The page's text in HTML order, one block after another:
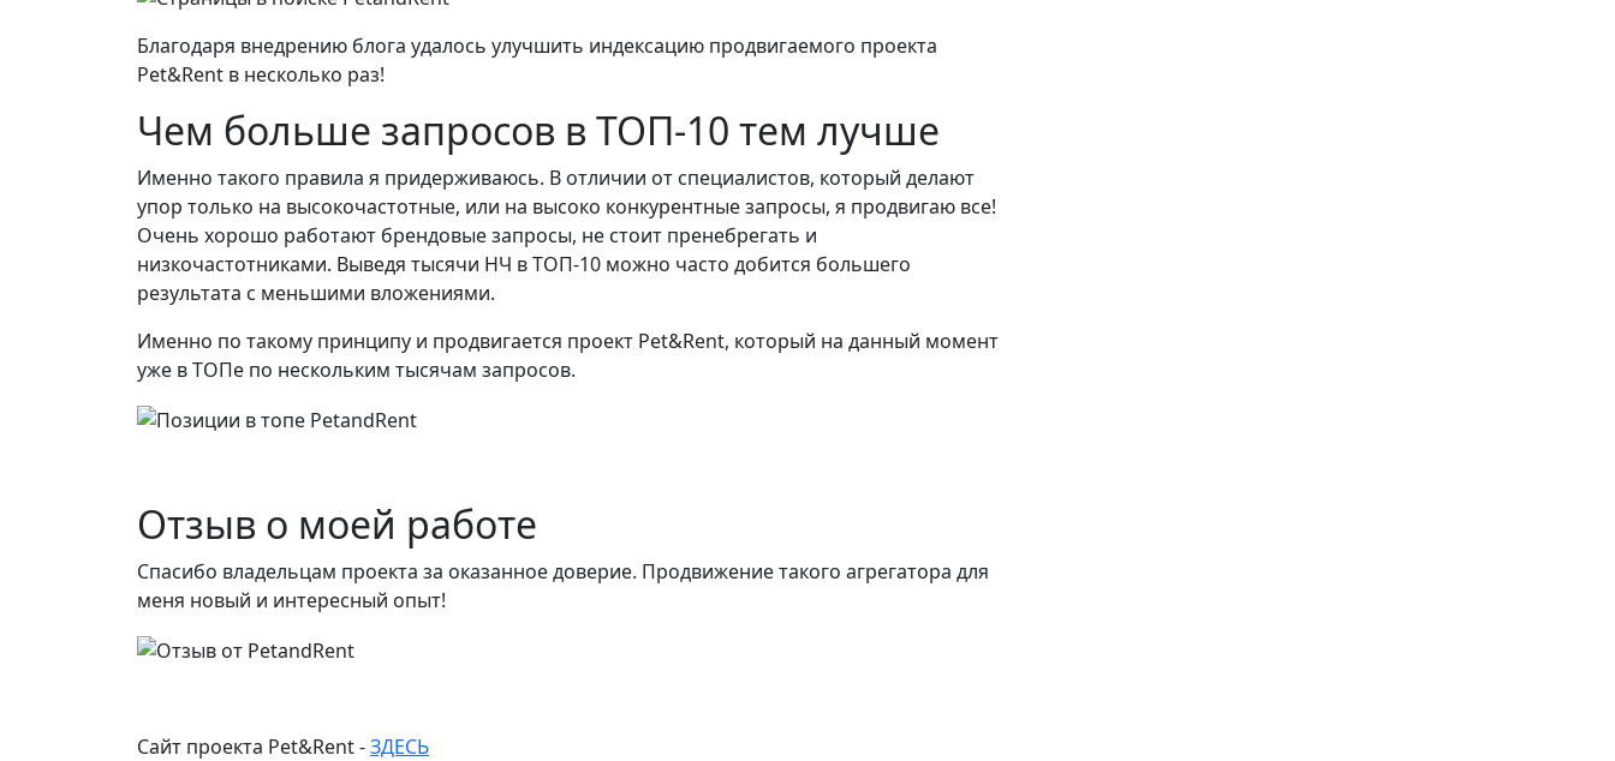
Благодаря внедрению блога удалось улучшить индексацию продвигаемого проекта
Pet&Rent в несколько раз!
Чем больше запросов в ТОП-10 тем лучше
Именно такого правила я придерживаюсь. В отличии от специалистов, который делают
упор только на высокочастотные, или на высоко конкурентные запросы, я продвигаю все!
Очень хорошо работают брендовые запросы, не стоит пренебрегать и
низкочастотниками. Выведя тысячи НЧ в ТОП-10 можно часто добится большего
результата с меньшими вложениями.
Именно по такому принципу и продвигается проект Pet&Rent, который на данный момент
уже в ТОПе по нескольким тысячам запросов.
Отзыв о моей работе
Спасибо владельцам проекта за оказанное доверие. Продвижение такого агрегатора для
меня новый и интересный опыт!
Сайт проекта Pet&Rent -ЗДЕСЬ